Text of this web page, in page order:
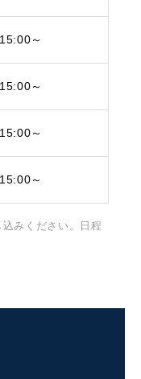
～
～
～
～
みください。日程